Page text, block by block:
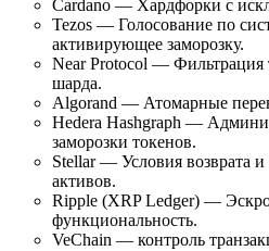
Cardano — Хардфорки с
Tezos — Голосование по
активирующее заморозку.
Near Protocol — Фильтрация
шарда.
Algorand — Атомарные
Hedera Hashgraph —
заморозки токенов.
Stellar — Условия возврата
активов.
Ripple (XRP Ledger) —
функциональность.
VeChain — контроль